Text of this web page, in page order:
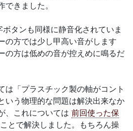
きました。
タンも同様に静音化されていま
の方では少し甲高い音がします
の方は低めの音が控えめに鳴るだ
は「プラスチック製の軸がコント
いう物理的な問題は解決出来なか
、これについては 前回使った保
とで解決しました。もちろん操